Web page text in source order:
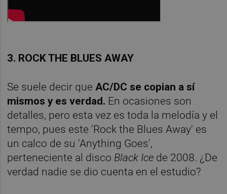
3. ROCK THE BLUES AWAY
Se suele decir que AC/DC se copian a sí
mismos y es verdad. En ocasiones son
detalles, pero esta vez es toda la melodía y el
tempo, pues este 'Rock the Blues Away' es
un calco de su 'Anything Goes',
perteneciente al disco Black Ice de 2008. ¿De
verdad nadie se dio cuenta en el estudio?